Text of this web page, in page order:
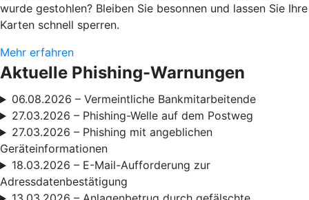
wurde gestohlen? Bleiben Sie besonnen und lassen Sie Ihre
Karten schnell sperren.
Mehr erfahren
Aktuelle Phishing-Warnungen
06.08.2026 – Vermeintliche Bankmitarbeitende
27.03.2026 – Phishing-Welle auf dem Postweg
27.03.2026 – Phishing mit angeblichen
Geräteinformationen
18.03.2026 – E-Mail-Aufforderung zur
Adressdatenbestätigung